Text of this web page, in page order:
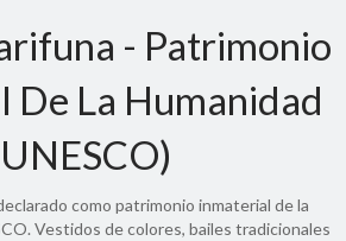
- Patrimonio
De La Humanidad
como patrimonio inmaterial de la
Vestidos de colores, bailes tradicionales